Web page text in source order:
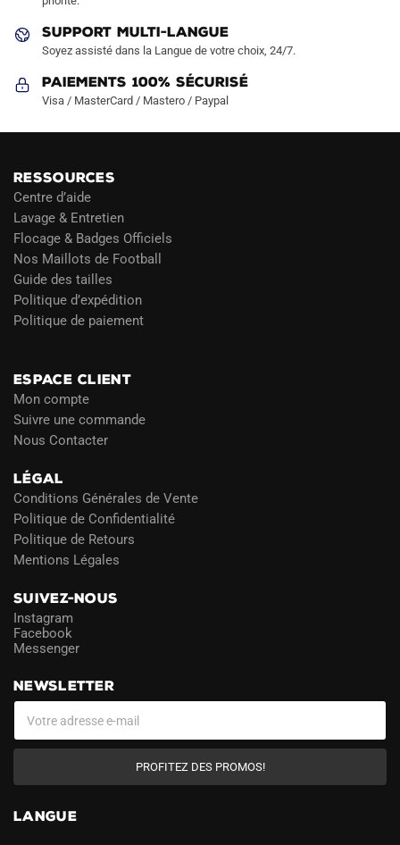
produit
SUPPORT MULTI-LANGUE
Soyez assisté dans la Langue de votre choix, 24/7.
Paiements 100% Sécurisé
Visa / MasterCard / Mastero / Paypal
RESSOURCES
Centre d’aide
Lavage & Entretien
Flocage & Badges Officiels
Nos Maillots de Football
Guide des tailles
Politique d’expédition
Politique de paiement
ESPACE CLIENT
Mon compte
Suivre une commande
Nous Contacter
LÉGAL
Conditions Générales de Vente
Politique de Confidentialité
Politique de Retours
Mentions Légales
SUIVEZ-NOUS
Instagram
Facebook
Messenger
NEWSLETTER
PROFITEZ DES PROMOS!
LANGUE